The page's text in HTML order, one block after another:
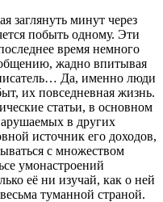
заглянуть минут через
побыть одному. Эти
время немного
общению, жадно впитывая
Да, именно люди
их повседневная жизнь.
статьи, в основном
в других
источник его доходов,
с множеством
умонастроений
её ни изучай, как о ней
туманной страной.